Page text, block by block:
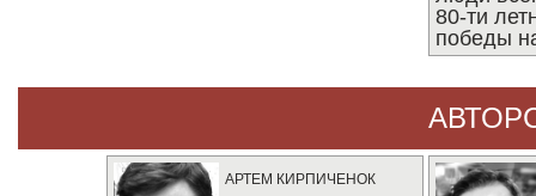
80-ти
победы
АРТЕМ КИРПИЧЕНОК